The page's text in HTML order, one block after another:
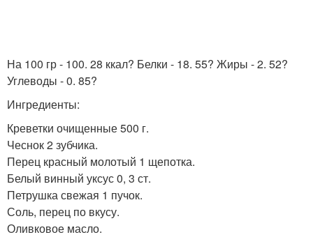
На 100 гр - 100. 28 ккал? Белки - 18. 55? Жиры - 2. 52?
Углеводы - 0. 85?
Ингредиенты:
Креветки очищенные 500 г.
Чеснок 2 зубчика.
Перец красный молотый 1 щепотка.
Белый винный уксус 0, 3 ст.
Петрушка свежая 1 пучок.
Соль, перец по вкусу.
Оливковое масло.